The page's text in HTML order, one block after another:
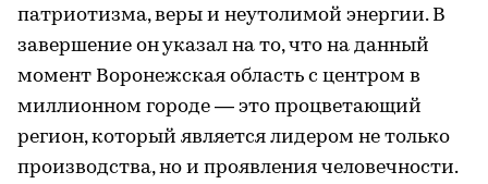
патриотизма, веры и неутолимой энергии. В
завершение он указал на то, что на данный
момент Воронежская область с центром в
миллионном городе — это процветающий
регион, который является лидером не только
производства, но и проявления человечности.